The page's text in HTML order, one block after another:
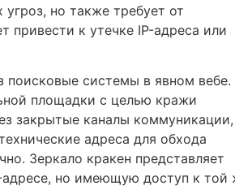
но также требует от
привести к утечке IP-адреса или
поисковые системы в явном вебе.
площадки с целью кражи
закрытые каналы коммуникации,
адреса для обхода
Зеркало кракен представляет
но имеющую доступ к той